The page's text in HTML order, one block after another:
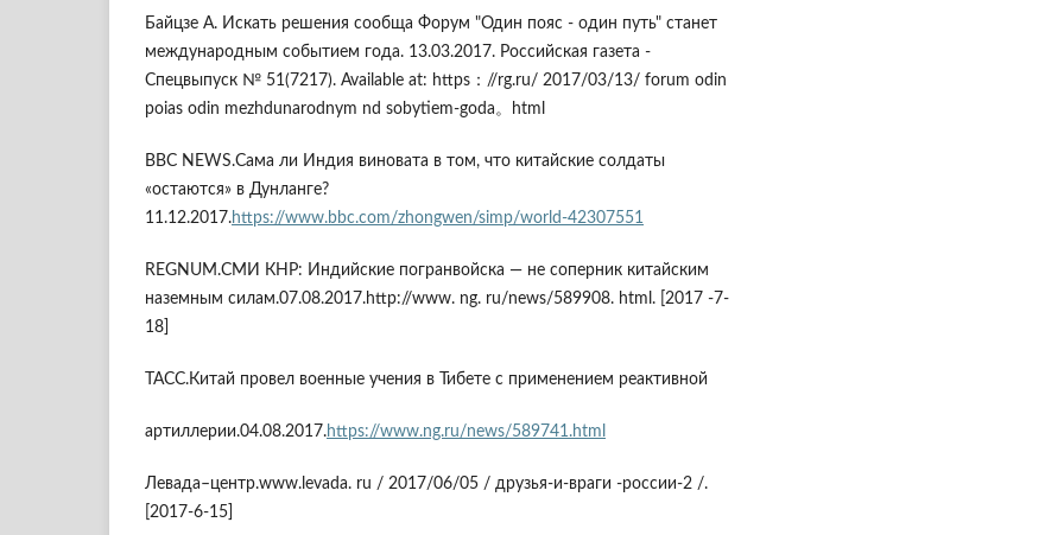
Байцзе A. Искать решения сообща Форум "Один пояс - один путь" станет
международным событием года. 13.03.2017. Российская газета -
Спецвыпуск № 51(7217). Available at: https：//rg.ru/ 2017/03/13/ forum odin
poias odin mezhdunarodnym nd sobytiem-goda。html
BBC NEWS.Сама ли Индия виновата в том, что китайские солдаты
«остаются» в Дунланге?
11.12.2017.https://www.bbc.com/zhongwen/simp/world-42307551
REGNUM.СМИ КНР: Индийские погранвойска — не соперник китайским
наземным силам.07.08.2017.http://www. ng. ru/news/589908. html. [2017 -7-
18]
TACC.Китай провел военные учения в Тибете с применением реактивной
артиллерии.04.08.2017.https://www.ng.ru/news/589741.html
Левада–центр.www.levada. ru / 2017/06/05 / друзья-и-враги -россии-2 /.
[2017-6-15]